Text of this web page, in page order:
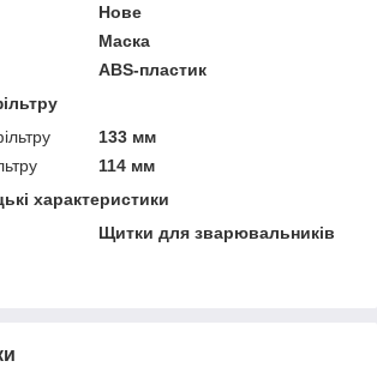
Нове
Маска
ABS-пластик
133 мм
114 мм
характеристики
Щитки для зварювальників